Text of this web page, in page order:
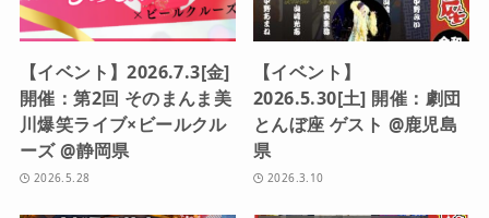
【イベント】2026.7.3[金]
開催：第2回 そのまんま美
川爆笑ライブ×ビールクル
ーズ @静岡県
2026.5.28
【イベント】
2026.5.30[土] 開催：劇団
とんぼ座 ゲスト @鹿児島
県
2026.3.10